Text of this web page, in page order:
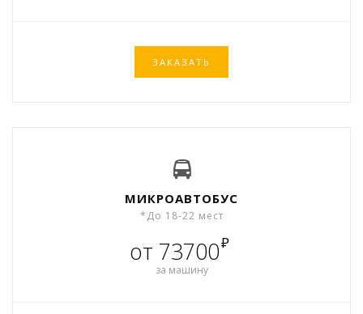
ЗАКАЗАТЬ
МИКРОАВТОБУС
*До 18-22 мест
от 73700₽
за машину